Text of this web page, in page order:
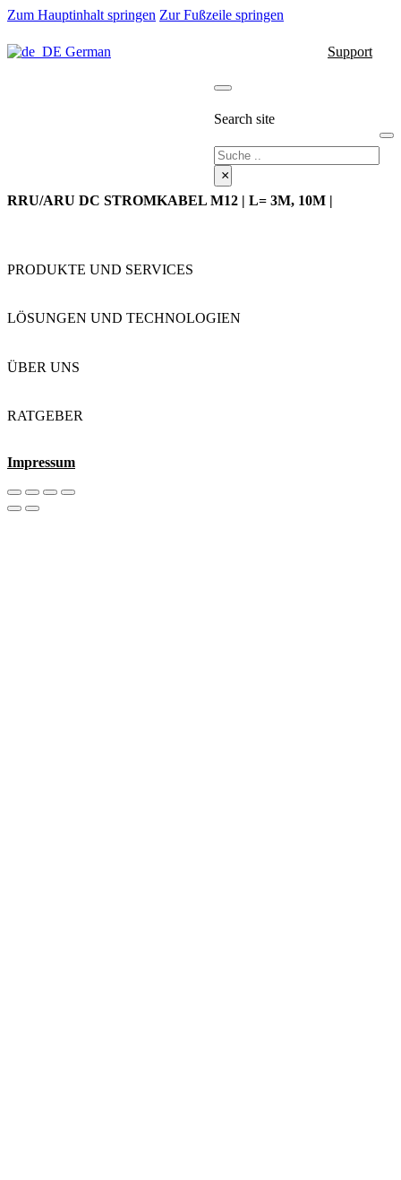
Zum Hauptinhalt springen Zur Fußzeile springen
German Support
Search site
Suche
×
RRU/ARU DC STROMKABEL M12 | L= 3M, 10M |
PRODUKTE UND SERVICES
LÖSUNGEN UND TECHNOLOGIEN
ÜBER UNS
RATGEBER
Impressum